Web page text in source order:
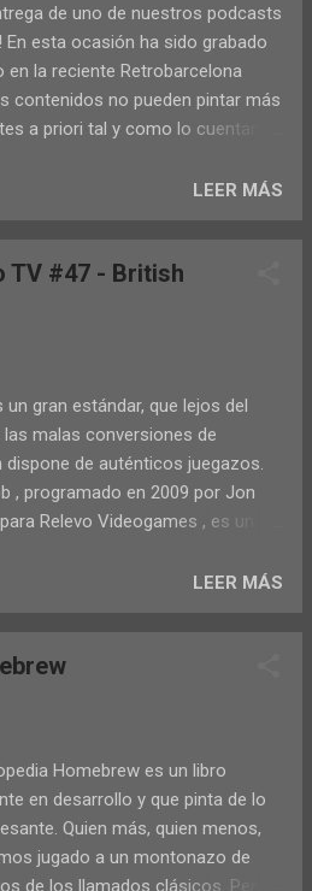
se celebra ParlaBytes 2015 en la
Juventud de Parla. Al igual que el
la revista Yo Tenía Un Juego va
su propio stand allí. Eso significa
de saludarnos y contarnos
no, porque luego nos
a nosotros) los clones rusos
nuestros soldadores y demás
de uno de nuestros podcasts
esta ocasión ha sido grabado
en la reciente Retrobarcelona
contenidos no pueden pintar más
a priori tal y como lo cuentan
Tello, autor de la música de
AMC, Rescate en la Atlántida
entre otros. Juanfra y Manu nos
que fue Retrosevilla 2015 y
Homebrew. Lo mejor
hacer es escucharlo ya, así que
los enlaces: El Mundo Del
en archive.org El Mundo Del
4x03 en Ivoox
LEER MÁS
TV #47 - British
un gran estándar, que lejos del
malas conversiones de
dispone de auténticos juegazos.
, programado en 2009 por Jon
Relevo Videogames , es un
pegado al ordenador hasta
Su desarrollo recuerda a
: 20 pantallas en las que coger
mientras evitas el
paraguas para controlar los saltos
así como la
de un sistema de disparo
momentaneamente a los
LEER MÁS
Homebrew es un libro
en desarrollo y que pinta de lo
Quien más, quien menos,
jugado a un montonazo de
de los llamados clásicos. Pero